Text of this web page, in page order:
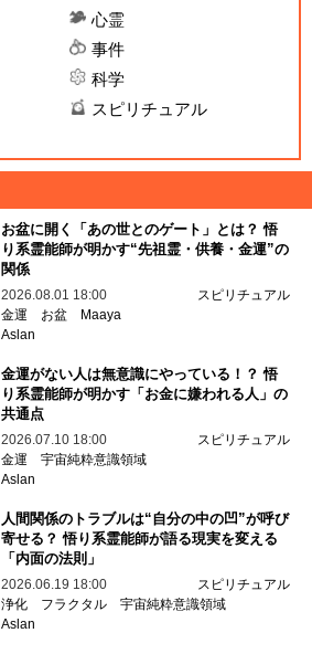
心霊
事件
科学
スピリチュアル
お盆に開く「あの世とのゲート」とは？ 悟
り系霊能師が明かす“先祖霊・供養・金運”の
関係
2026.08.01 18:00
スピリチュアル
金運
お盆
Maaya
Aslan
金運がない人は無意識にやっている！？ 悟
り系霊能師が明かす「お金に嫌われる人」の
共通点
2026.07.10 18:00
スピリチュアル
金運 宇宙純粋意識領域
Aslan
人間関係のトラブルは“自分の中の凹”が呼び
寄せる？ 悟り系霊能師が語る現実を変える
「内面の法則」
2026.06.19 18:00
スピリチュアル
浄化
フラクタル 宇宙純粋意識領域
Aslan